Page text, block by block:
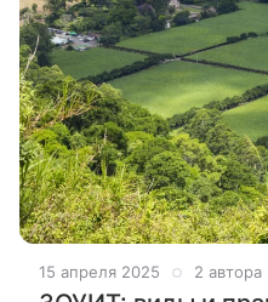
15 апреля 2025 2 автора